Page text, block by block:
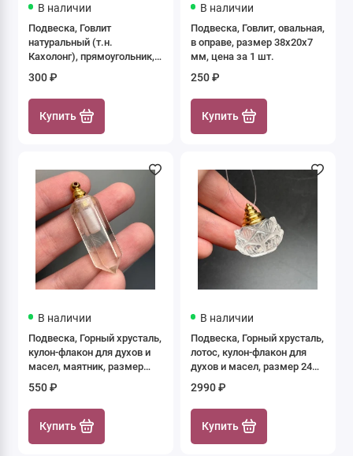
В наличии
Подвеска, Говлит
натуральный (т.н.
Кахолонг), прямоугольник,
за 1 шт.
300 ₽
Купить
В наличии
Подвеска, Говлит, овальная,
в оправе, размер 38х20х7
мм, цена за 1 шт.
250 ₽
Купить
В наличии
Подвеска, Горный хрусталь,
кулон-флакон для духов и
масел, маятник, размер
золото, цена за 1 шт.
550 ₽
Купить
В наличии
Подвеска, Горный хрусталь,
лотос, кулон-флакон для
духов и масел, размер 24
золото, цена за 1 шт.
2990 ₽
Купить